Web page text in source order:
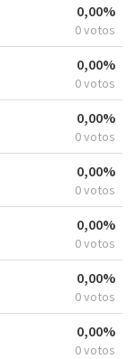
0,00%
0 votos
0,00%
0 votos
0,00%
0 votos
0,00%
0 votos
0,00%
0 votos
0,00%
0 votos
0,00%
0 votos